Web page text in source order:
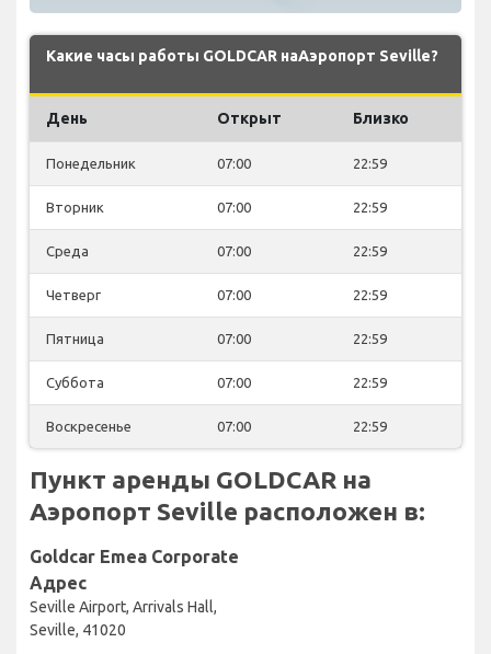
Какие часы работы GOLDCAR наАэропорт Seville?
День Открыт Близко
Понедельник 07:00 22:59
Вторник 07:00 22:59
Среда 07:00 22:59
Четверг 07:00 22:59
Пятница 07:00 22:59
Суббота 07:00 22:59
Воскресенье 07:00 22:59
Пункт аренды GOLDCAR на
Аэропорт Seville расположен в:
Goldcar Emea Corporate
Адрес
Seville Airport, Arrivals Hall,
Seville, 41020